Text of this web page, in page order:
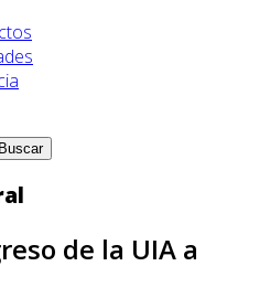
Buscar
de la UIA a